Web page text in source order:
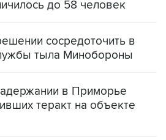
сосредоточить в
в Приморье
и ИИ на службе у